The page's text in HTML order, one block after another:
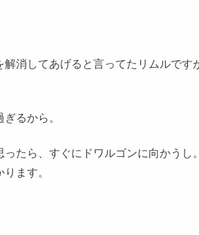
消してあげると言ってたリムルで
るから。
たら、すぐにドワルゴンに向かう
ます。